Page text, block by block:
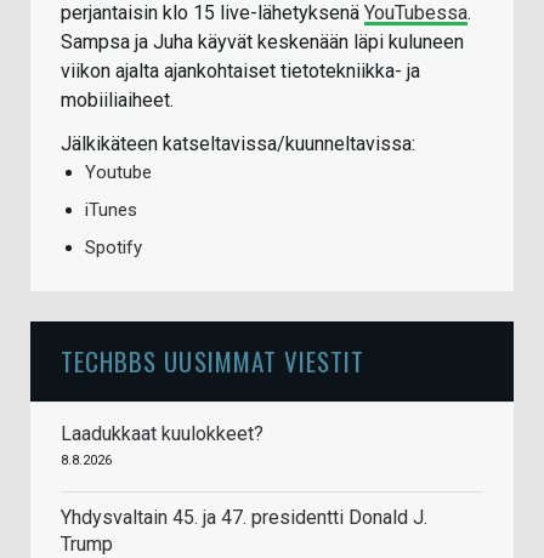
perjantaisin klo 15 live-lähetyksenä YouTubessa.
Sampsa ja Juha käyvät keskenään läpi kuluneen
viikon ajalta ajankohtaiset tietotekniikka- ja
mobiiliaiheet.
Jälkikäteen katseltavissa/kuunneltavissa:
Youtube
iTunes
Spotify
TECHBBS UUSIMMAT VIESTIT
Laadukkaat kuulokkeet?
8.8.2026
Yhdysvaltain 45. ja 47. presidentti Donald J.
Trump